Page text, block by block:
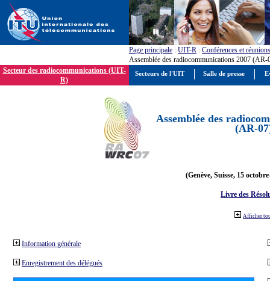
Page principale : UIT-R : Conférences et réunions
Assemblée des radiocommunications 2007 (AR-
Secteur des radiocommunications (UIT-
R)
Assemblée des
(AR-
(Genève, Suisse, 15
Livre des
Afficher
Information générale
Enregistrement des délégués
Secteurs de l'UIT Salle de presse